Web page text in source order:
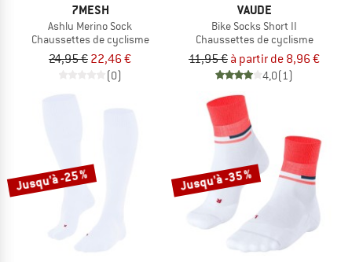
7MESH
Ashlu Merino Sock
Chaussettes de cyclisme
24,95 € 22,46 €
(0)
VAUDE
Bike Socks Short II
Chaussettes de cyclisme
11,95 € à partir de 8,96 €
4,0(1)
Jusqu'à -25 % Jusqu'à -35 %